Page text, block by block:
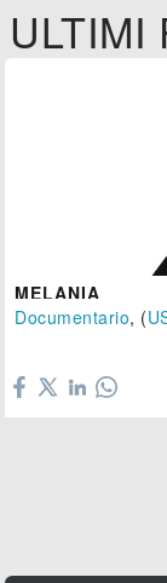
ULTIMI
MELANIA
Documentario, (